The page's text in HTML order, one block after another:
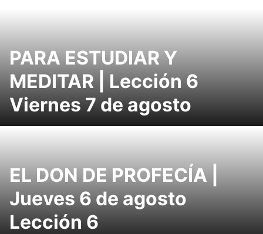
PARA ESTUDIAR Y
MEDITAR | Lección 6
Viernes 7 de agosto
EL DON DE PROFECÍA |
Jueves 6 de agosto
Lección 6